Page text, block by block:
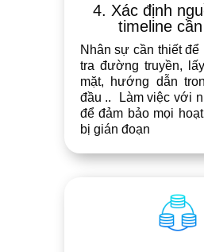
4. Xác định
timeline
Nhân sự cần thiết để
tra đường truyền,
mặt, hướng dẫn
đầu ..
Làm việc với
để đảm bảo mọi
bị gián đoạn